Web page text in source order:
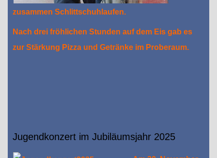
zusammen Schlittschuhlaufen.
Nach drei fröhlichen Stunden auf dem Eis gab es
zur Stärkung Pizza und Getränke im Proberaum.
Jugendkonzert im Jubiläumsjahr 2025